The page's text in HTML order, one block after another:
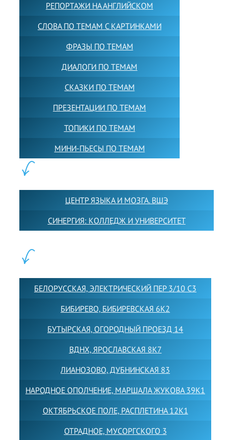
РЕПОРТАЖИ НА АНГЛИЙСКОМ
СЛОВА ПО ТЕМАМ С КАРТИНКАМИ
ФРАЗЫ ПО ТЕМАМ
ДИАЛОГИ ПО ТЕМАМ
СКАЗКИ ПО ТЕМАМ
ПРЕЗЕНТАЦИИ ПО ТЕМАМ
ТОПИКИ ПО ТЕМАМ
МИНИ-ПЬЕСЫ ПО ТЕМАМ
ЦЕНТР ЯЗЫКА И МОЗГА. ВШЭ
СИНЕРГИЯ: КОЛЛЕДЖ И УНИВЕРСИТЕТ
БЕЛОРУССКАЯ, ЭЛЕКТРИЧЕСКИЙ ПЕР 3/10 С3
БИБИРЕВО, БИБИРЕВСКАЯ 6К2
БУТЫРСКАЯ, ОГОРОДНЫЙ ПРОЕЗД 14
ВДНХ, ЯРОСЛАВСКАЯ 8К7
ЛИАНОЗОВО, ДУБНИНСКАЯ 83
НАРОДНОЕ ОПОЛЧЕНИЕ, МАРШАЛА ЖУКОВА 39К1
ОКТЯБРЬСКОЕ ПОЛЕ, РАСПЛЕТИНА 12К1
ОТРАДНОЕ, МУСОРГСКОГО 3